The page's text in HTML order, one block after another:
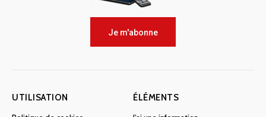
Je m'abonne
UTILISATION ÉLÉMENTS